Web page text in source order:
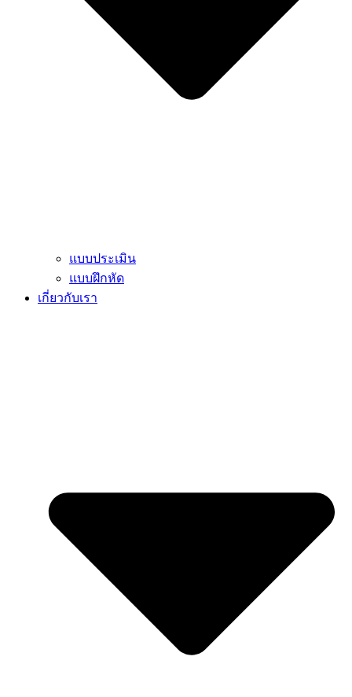
แบบประเมิน
แบบฝึกหัด
เกี่ยวกับเรา